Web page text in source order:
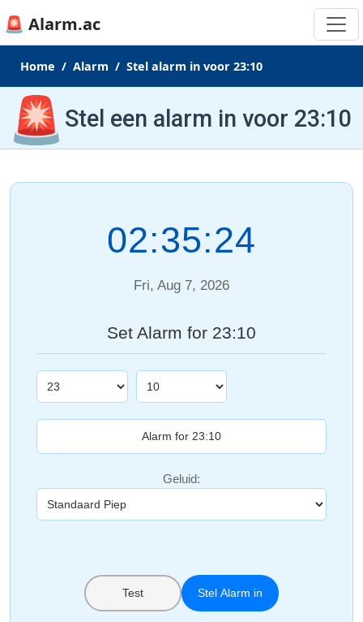
🚨 Alarm.ac
Home Alarm Stel alarm in voor 23:10
🚨 Stel een alarm in voor 23:10
02:35:24
Fri, Aug 7, 2026
Set Alarm for 23:10
Geluid:
Test Stel Alarm in